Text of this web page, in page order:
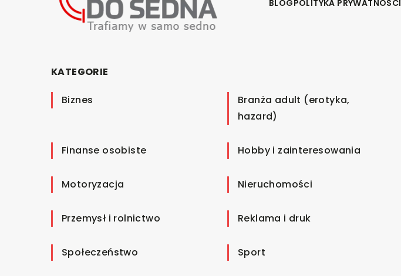
BLOGPOLITYKA PRYWATNOŚCI
KATEGORIE
Biznes
Branża adult (erotyka,
hazard)
Finanse osobiste Hobby i zainteresowania
Motoryzacja Nieruchomości
Przemysł i rolnictwo Reklama i druk
Społeczeństwo Sport